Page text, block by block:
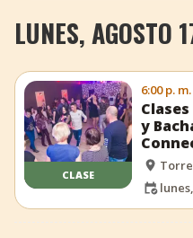
LUNES, AGOSTO
CLASE
6:00 p.
y